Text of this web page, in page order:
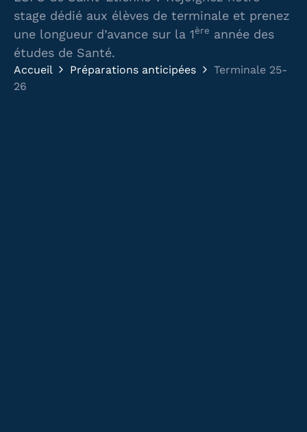
stage dédié aux élèves de terminale et prenez
une longueur d’avance sur la 1ère année des
études de Santé.
Accueil Préparations anticipées
Terminale 25-
26